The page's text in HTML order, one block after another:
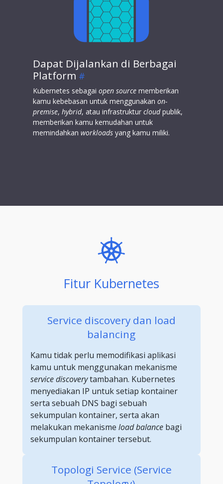
Dapat Dijalankan di Berbagai
Platform
Kubernetes sebagaiopen source memberikan
kamu kebebasan untuk menggunakanon-
premise,hybrid, atau infrastrukturcloudpublik,
memberikan kamu kemudahan untuk
memindahkanworkloads yang kamu miliki.
Fitur Kubernetes
Service discovery dan load
balancing
Kamu tidak perlu memodifikasi aplikasi
kamu untuk menggunakan mekanisme
service discoverytambahan. Kubernetes
menyediakan IP untuk setiap kontainer
serta sebuah DNS bagi sebuah
sekumpulan kontainer, serta akan
melakukan mekanisme load balancebagi
sekumpulan kontainer tersebut.
Topologi Service (Service